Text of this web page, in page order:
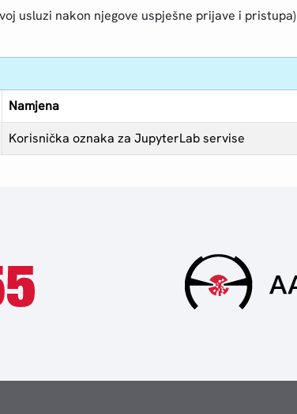
usluzi nakon njegove uspješne prijave i pristupa)
Namjena
Korisnička oznaka za JupyterLab servise